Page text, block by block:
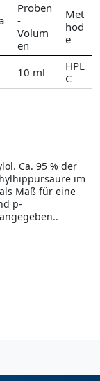
Proben
-
Volum
en
Met
hod
e
10 ml
HPL
C
Ca. 95 % der
im
Maß für eine
p-